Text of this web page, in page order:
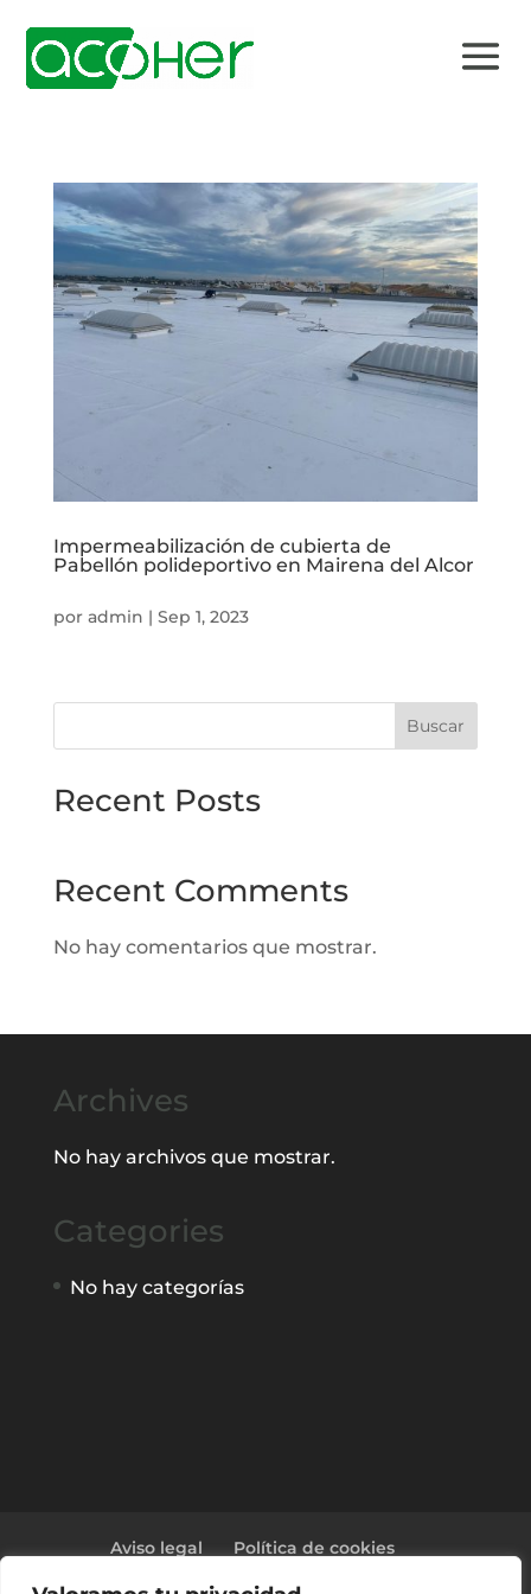
Impermeabilización de cubierta de
Pabellón polideportivo en Mairena del Alcor
por admin | Sep 1, 2023
Buscar
Recent Posts
Recent Comments
No hay comentarios que mostrar.
Archives
No hay archivos que mostrar.
Categories
No hay categorías
Aviso legal
Política de cookies
Política de privacidad